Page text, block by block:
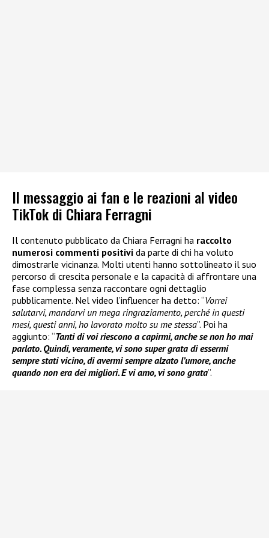
Il messaggio ai fan e le reazioni al video
TikTok di Chiara Ferragni
Il contenuto pubblicato da Chiara Ferragni ha raccolto
numerosi commenti positivi da parte di chi ha voluto
dimostrarle vicinanza. Molti utenti hanno sottolineato il suo
percorso di crescita personale e la capacità di affrontare una
fase complessa senza raccontare ogni dettaglio
pubblicamente. Nel video l’influencer ha detto: “Vorrei
salutarvi, mandarvi un mega ringraziamento, perché in questi
mesi, questi anni, ho lavorato molto su me stessa”. Poi ha
aggiunto: “Tanti di voi riescono a capirmi, anche se non ho mai
parlato. Quindi, veramente, vi sono super grata di essermi
sempre stati vicino, di avermi sempre alzato l’umore, anche
quando non era dei migliori. E vi amo, vi sono grata”.